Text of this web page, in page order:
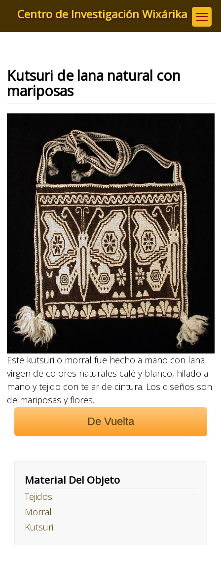
principal
Centro de Investigación Wixárika
Kutsuri de lana natural con
mariposas
Este kutsuri o morral fue hecho a mano con lana
virgen de colores naturales café y blanco, hilado a
mano y tejido con telar de cintura. Los diseños son
de mariposas y flores.
De Vuelta
Material Del Objeto
Tejidos
Morral
Kutsuri